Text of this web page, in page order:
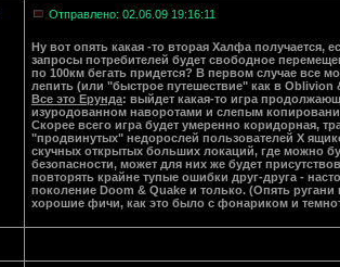
Отправлено: 02.06.09 19:16:11
Ну вот опять какая -то вторая Халфа получается,
запросы потребителей будет свободное
по 100км бегать придется? В первом случае все
лепить (или "быстрое путешествие" как в
Все это Ерунда: выйдет какая-то игра
изуродованном наворотами и слепым
Скорее всего игра будет умеренно коридорная,
"продвинутых" недорослей пользователей Х
скучных открытых больших локаций, где можно
безопасности, может для них же будет
повторять крайне тупые ошибки друг-друга -
поколение Doom & Quake и только. (Опять
хорошие фичи, как это было с фонариком и